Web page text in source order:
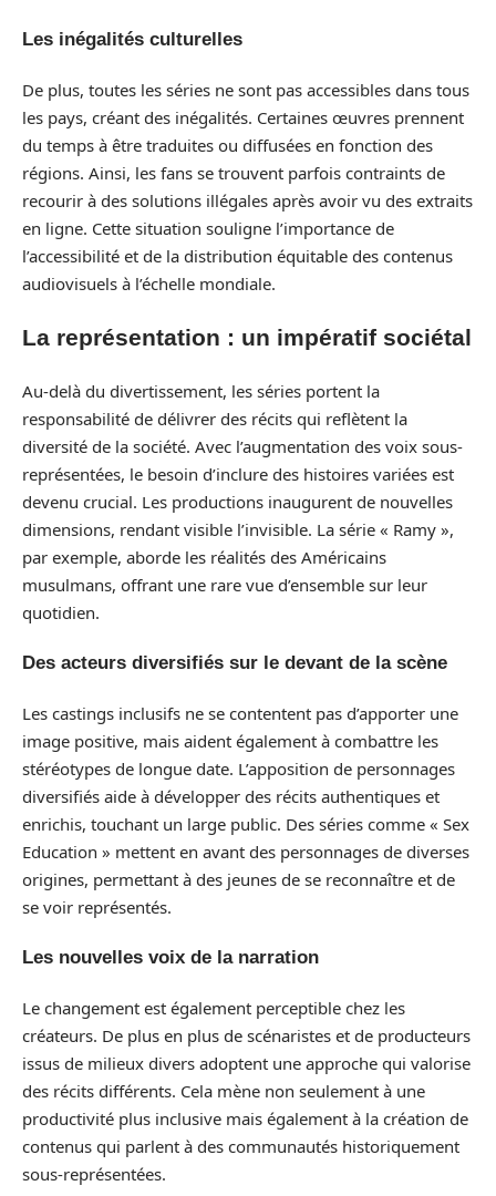
Les inégalités culturelles
De plus, toutes les séries ne sont pas accessibles dans tous
les pays, créant des inégalités. Certaines œuvres prennent
du temps à être traduites ou diffusées en fonction des
régions. Ainsi, les fans se trouvent parfois contraints de
recourir à des solutions illégales après avoir vu des extraits
en ligne. Cette situation souligne l’importance de
l’accessibilité et de la distribution équitable des contenus
audiovisuels à l’échelle mondiale.
La représentation : un impératif sociétal
Au-delà du divertissement, les séries portent la
responsabilité de délivrer des récits qui reflètent la
diversité de la société. Avec l’augmentation des voix sous-
représentées, le besoin d’inclure des histoires variées est
devenu crucial. Les productions inaugurent de nouvelles
dimensions, rendant visible l’invisible. La série « Ramy »,
par exemple, aborde les réalités des Américains
musulmans, offrant une rare vue d’ensemble sur leur
quotidien.
Des acteurs diversifiés sur le devant de la scène
Les castings inclusifs ne se contentent pas d’apporter une
image positive, mais aident également à combattre les
stéréotypes de longue date. L’apposition de personnages
diversifiés aide à développer des récits authentiques et
enrichis, touchant un large public. Des séries comme « Sex
Education » mettent en avant des personnages de diverses
origines, permettant à des jeunes de se reconnaître et de
se voir représentés.
Les nouvelles voix de la narration
Le changement est également perceptible chez les
créateurs. De plus en plus de scénaristes et de producteurs
issus de milieux divers adoptent une approche qui valorise
des récits différents. Cela mène non seulement à une
productivité plus inclusive mais également à la création de
contenus qui parlent à des communautés historiquement
sous-représentées.